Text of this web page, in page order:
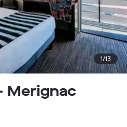
1/13
Merignac